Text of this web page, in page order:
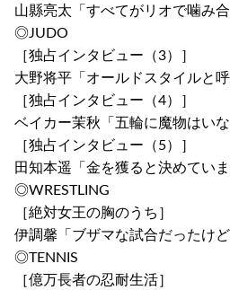
山縣亮太「すべてがリオで噛み合
◎JUDO
［独占インタビュー（3）］
大野将平「オールドスタイルと呼
［独占インタビュー（4）］
ベイカー茉秋「五輪に魔物はいな
［独占インタビュー（5）］
田知本遥「金を獲ると決めていま
◎WRESTLING
［絶対女王の胸のうち］
伊調馨「ブザマな試合だったけど
◎TENNIS
［億万長者の忍耐生活］